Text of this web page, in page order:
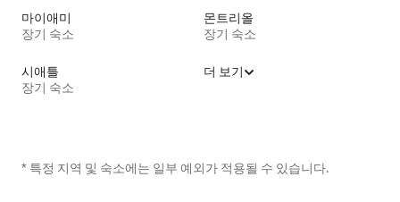
마이애미
장기 숙소
몬트리올
장기 숙소
시애틀
장기 숙소
더 보기
* 특정 지역 및 숙소에는 일부 예외가 적용될 수 있습니다.